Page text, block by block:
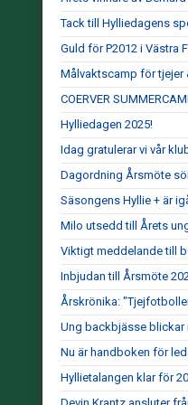
Tack till Hylliedagens
Guld för P2012 i Västra
Målvaktscamp för tjejer
COERVER
Hylliedagen 2025!
Idag gratulerar vi vår
Dagordning Årsmöte
Säsongens Hyllie + är
Milo utsedd till Årets
Viktigt meddelande till
Inbjudan till Årsmöte
Årskrönika:
Ung backbjässe blickar
Nu är handboken för
Hyllietalangen klar för